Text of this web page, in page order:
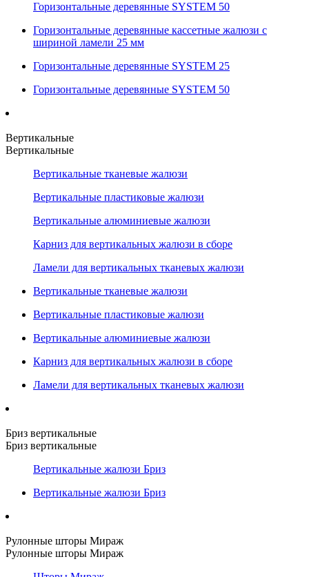
Горизонтальные деревянные SYSTEM 50
Горизонтальные деревянные кассетные жалюзи с
шириной ламели 25 мм
Горизонтальные деревянные SYSTEM 25
Горизонтальные деревянные SYSTEM 50
Вертикальные
Вертикальные
Вертикальные тканевые жалюзи
Вертикальные пластиковые жалюзи
Вертикальные алюминиевые жалюзи
Карниз для вертикальных жалюзи в сборе
Ламели для вертикальных тканевых жалюзи
Вертикальные тканевые жалюзи
Вертикальные пластиковые жалюзи
Вертикальные алюминиевые жалюзи
Карниз для вертикальных жалюзи в сборе
Ламели для вертикальных тканевых жалюзи
Бриз вертикальные
Бриз вертикальные
Вертикальные жалюзи Бриз
Вертикальные жалюзи Бриз
Рулонные шторы Мираж
Рулонные шторы Мираж